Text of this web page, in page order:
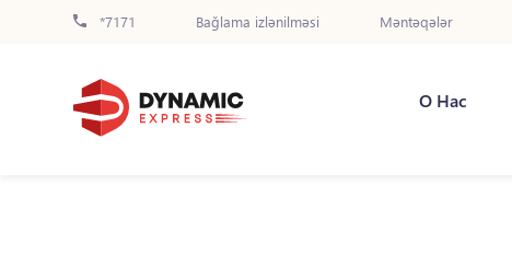
*7171 Bağlama izlənilməsi Məntəqələr
О Нас